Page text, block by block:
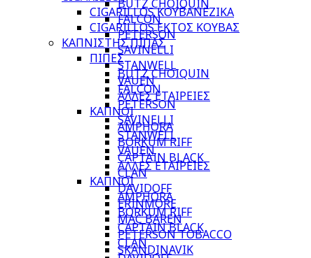
BUTZ CHOIQUIN
FALCON
PETERSON
SAVINELLI
STANWELL
VAUEN
ΑΛΛΕΣ ΕΤΑΙΡΕΙΕΣ
ΚΑΠΝΟΙ
AMPHORA
BORKUM RIFF
CAPTAIN BLACK
CLAN
DAVIDOFF
ERINMORE
MAC BAREN
PETERSON TOBACCO
SKANDINAVIK
CIGARILLOS ΚΟΥΒΑΝΕΖΙΚΑ
CIGARILLOS ΕΚΤΟΣ ΚΟΥΒΑΣ
ΚΑΠΝΙΣΤΗΣ ΠΙΠΑΣ
ΠΙΠΕΣ
BUTZ CHOIQUIN
FALCON
PETERSON
SAVINELLI
STANWELL
VAUEN
ΑΛΛΕΣ ΕΤΑΙΡΕΙΕΣ
ΚΑΠΝΟΙ
AMPHORA
BORKUM RIFF
CAPTAIN BLACK
CLAN